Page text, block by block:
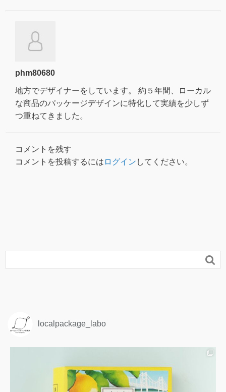
phm80680
地方でデザイナーをしています。 約５年間、ローカル
な商品のパッケージデザインに特化して実績を少しず
つ重ねてきました。
コメントを残す
コメントを投稿するには ログイン してください。

localpackage_labo